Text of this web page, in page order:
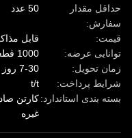
حداقل مقدار
سفارش:
50 عدد
قیمت:
قابل
توانایی عرضه:
1000 قطعه در ماه
زمان تحویل:
7-30 روز
شرایط پرداخت:
t/t
بسته بندی استاندارد:کارتن
غیره